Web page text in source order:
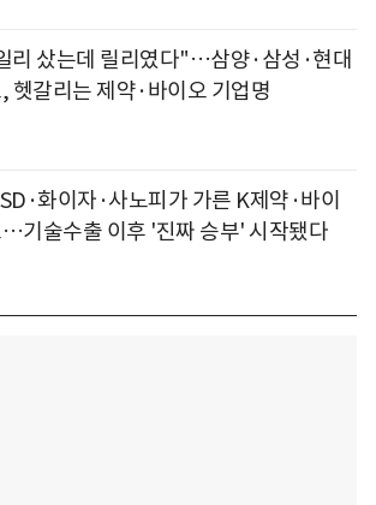
리 샀는데 릴리였다"…삼양·삼성·현대
헷갈리는 제약·바이오 기업명
화이자·사노피가 가른 K제약·바이
기술수출 이후 '진짜 승부' 시작됐다